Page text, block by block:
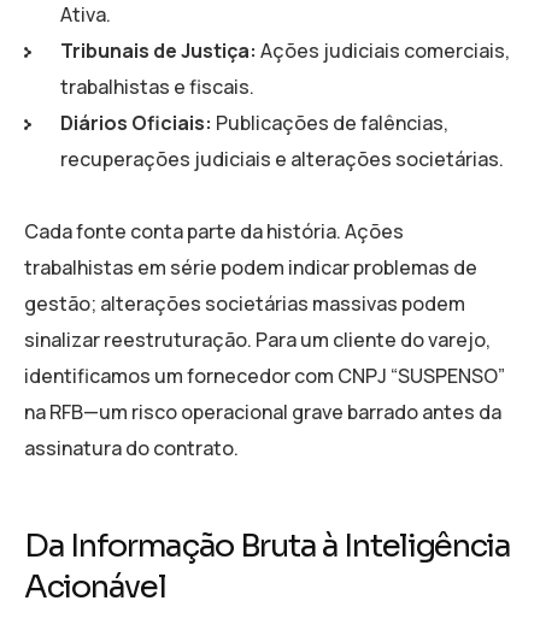
Ativa.
Tribunais de Justiça: Ações judiciais comerciais,
trabalhistas e fiscais.
Diários Oficiais: Publicações de falências,
recuperações judiciais e alterações societárias.
Cada fonte conta parte da história. Ações
trabalhistas em série podem indicar problemas de
gestão; alterações societárias massivas podem
sinalizar reestruturação. Para um cliente do varejo,
identificamos um fornecedor com CNPJ “SUSPENSO”
na RFB—um risco operacional grave barrado antes da
assinatura do contrato.
Da Informação Bruta à Inteligência
Acionável